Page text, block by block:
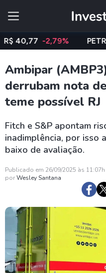
-2,79% PETR4
Ambipar
derrubam nota
teme possível RJ
Fitch e S&P apontam
inadimplência, por isso
baixo de avaliação.
Publicado em 26/09/2025 às 11:07h
porWesley Santana